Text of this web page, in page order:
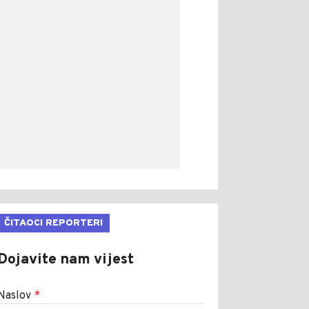
ČITAOCI REPORTERI
nam vijest
*